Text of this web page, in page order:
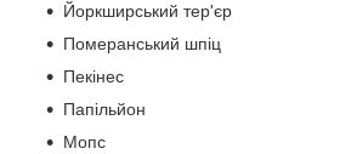
Йоркширський тер'єр
Померанський шпіц
Пекінес
Папільйон
Мопс